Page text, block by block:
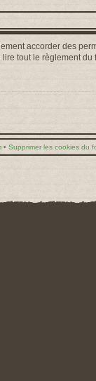
accorder des
tout le règlement du
• Supprimer les cookies du